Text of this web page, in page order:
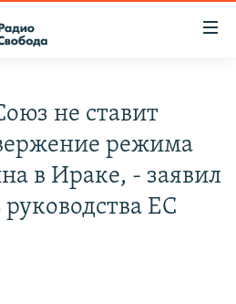
не ставит
режима
в Ираке, - заявил
ЕС